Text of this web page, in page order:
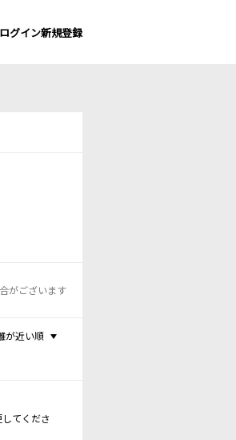
ログイン新規登録
がございます
が近い順
てくださ